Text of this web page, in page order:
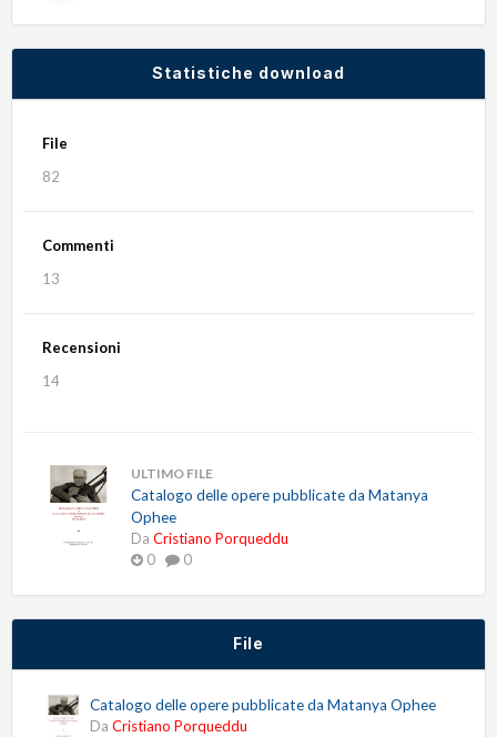
Statistiche download
File
82
Commenti
13
Recensioni
14
ULTIMO FILE
Catalogo delle opere pubblicate da Matanya
Ophee
Da Cristiano Porqueddu
0
0
File
Catalogo delle opere pubblicate da Matanya Ophee
Da Cristiano Porqueddu